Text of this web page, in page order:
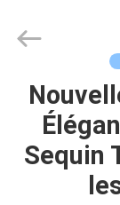
APERÇU
PRODUITS
Textiles
Reserved.
Sequin